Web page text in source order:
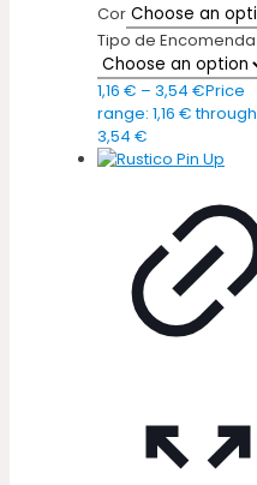
Cor
Tipo de Encomenda
1,16 € – 3,54 €Price
range: 1,16 € through
3,54 €